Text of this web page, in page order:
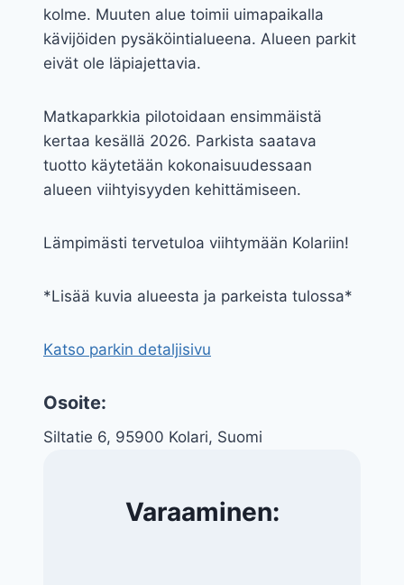
kolme. Muuten alue toimii uimapaikalla
kävijöiden pysäköintialueena. Alueen parkit
eivät ole läpiajettavia.
Matkaparkkia pilotoidaan ensimmäistä
kertaa kesällä 2026. Parkista saatava
tuotto käytetään kokonaisuudessaan
alueen viihtyisyyden kehittämiseen.
Lämpimästi tervetuloa viihtymään Kolariin!
*Lisää kuvia alueesta ja parkeista tulossa*
Katso parkin detaljisivu
Osoite:
Siltatie 6, 95900 Kolari, Suomi
Varaaminen: